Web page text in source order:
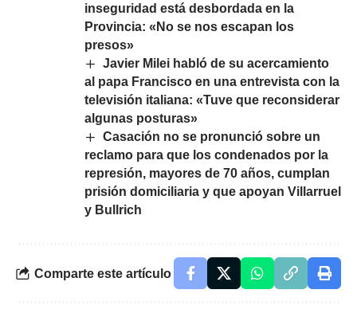
inseguridad está desbordada en la
Provincia: «No se nos escapan los
presos»
Javier Milei habló de su acercamiento
al papa Francisco en una entrevista con la
televisión italiana: «Tuve que reconsiderar
algunas posturas»
Casación no se pronunció sobre un
reclamo para que los condenados por la
represión, mayores de 70 años, cumplan
prisión domiciliaria y que apoyan Villarruel
y Bullrich
Comparte este artículo